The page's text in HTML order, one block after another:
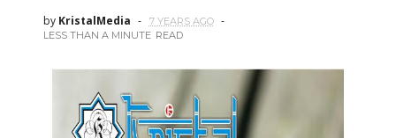
by KristalMedia
7 YEARS AGO
LESS THAN A MINUTE READ